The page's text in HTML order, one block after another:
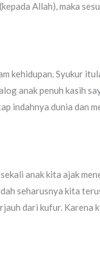
Allah), maka
kehidupan. Syukur
anak penuh kasih
indahnya dunia dan
anak kita ajak
seharusnya kita
dari kufur. Karena